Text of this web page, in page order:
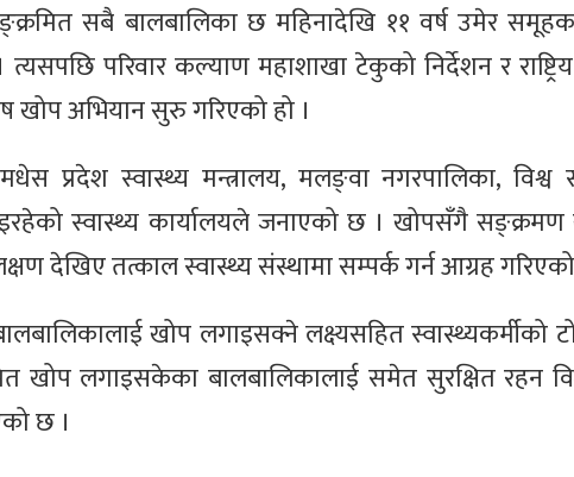
सबै बालबालिका छ महिनादेखि ११ वर्ष उमेर
परिवार कल्याण महाशाखा टेकुको निर्देशन र
खोप अभियान सुरु गरिएको हो ।
प्रदेश स्वास्थ्य मन्त्रालय, मलङ्वा नगरपालिका,
स्वास्थ्य कार्यालयले जनाएको छ । खोपसँगै सङ्क्रमण
देखिए तत्काल स्वास्थ्य संस्थामा सम्पर्क गर्न आग्रह
खोप लगाइसक्ने लक्ष्यसहित स्वास्थ्यकर्मीको
खोप लगाइसकेका बालबालिकालाई समेत सुरक्षित रहन
छ ।